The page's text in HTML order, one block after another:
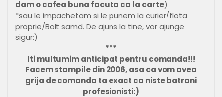
dam o cafea buna facuta ca la carte)
*sau le impachetam si le punem la curier/flota
proprie/Bolt samd. De ajuns la tine, vor ajunge
sigur:)
***
Iti multumim anticipat pentru comanda!!!
Facem stampile din 2006, asa ca vom avea
grija de comanda ta exact ca niste batrani
profesionisti:)